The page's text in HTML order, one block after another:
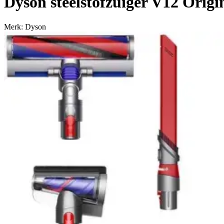
Merk: Dyson